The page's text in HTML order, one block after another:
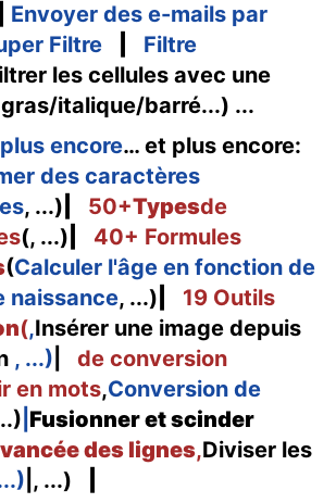
Envoyer des e-mails par
Filtre
Filtre
les cellules avec une
italique/barré...) ...
encore… et plus encore:
des caractères
, ...) 50+Typesde
(, ...)
40+ Formules
(Calculer l'âge en fonction de
naissance, ...)
19 Outils
(,Insérer une image depuis
, ...)
de conversion
en mots,Conversion de
Fusionner et scinder
des lignes,Diviser les
|, ...)